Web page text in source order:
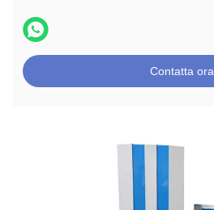
Contatta ora